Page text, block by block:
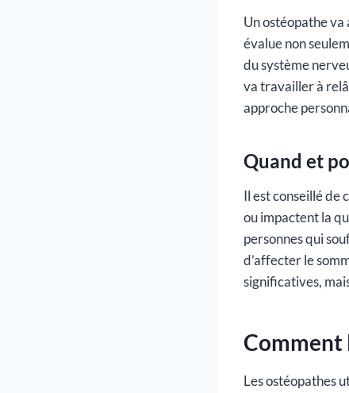
Un ostéopathe
évalue non
du système
va travailler à
approche
Quand et
Il est conseillé de
ou impactent la
personnes qui
d’affecter le
significatives,
Comment
Les ostéopathes